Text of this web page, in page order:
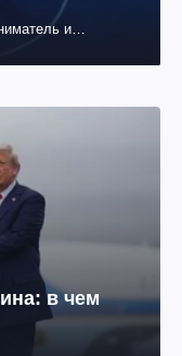
и
в чем